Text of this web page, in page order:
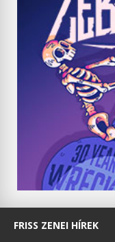
FRISS ZENEI HÍREK